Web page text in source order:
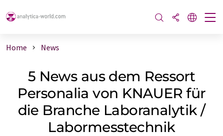
Home News
5 News aus dem Ressort
Personalia von KNAUER für
die Branche Laboranalytik /
Labormesstechnik